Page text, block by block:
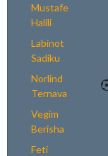
Mustafe
Halili
Labinot
Sadiku
Norlind
Ternava
Vegim
Berisha
Feti